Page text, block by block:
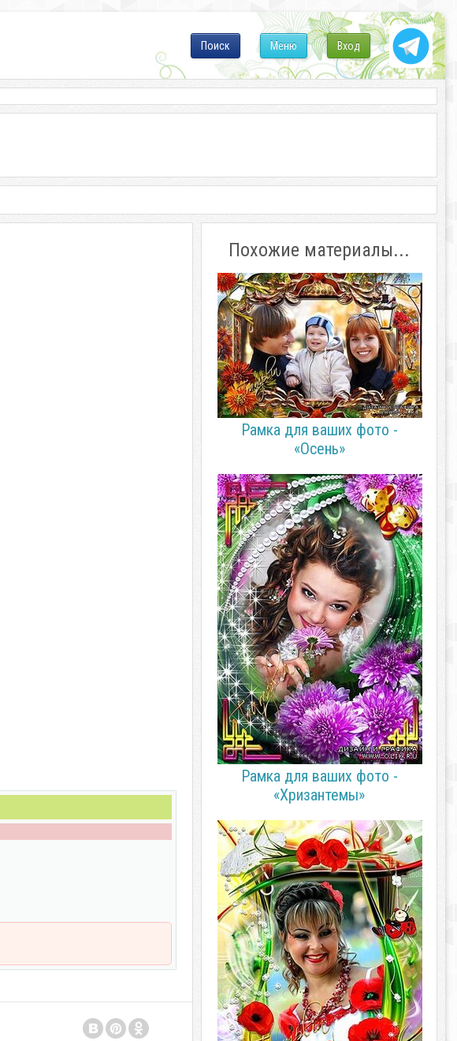
Вход
Меню
Поиск
Похожие материалы...
Рамка для ваших фото -
«Осень»
Рамка для ваших фото -
«Хризантемы»